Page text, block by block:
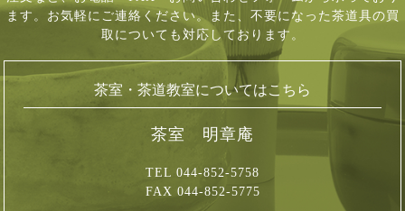
ます。お気軽にご連絡ください。 また、不要になった茶道具の買
取についても対応しております。
茶室・茶道教室についてはこちら
茶室 明章庵
TEL 044-852-5758
FAX 044-852-5775